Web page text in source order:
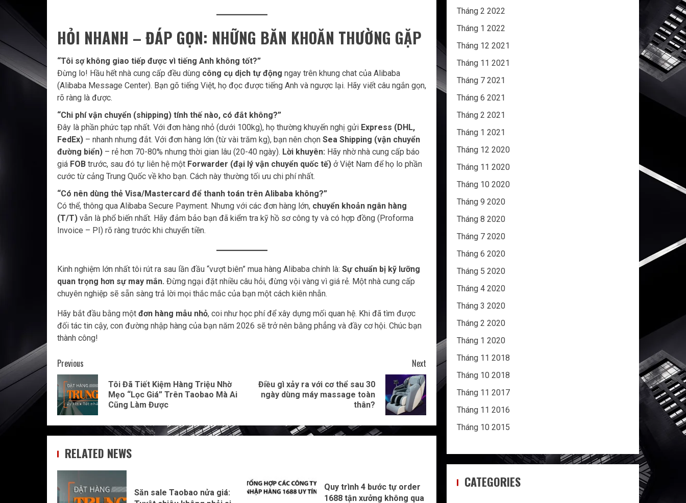
HỎI NHANH – ĐÁP GỌN: NHỮNG BĂN KHOĂN THƯỜNG GẶP
“Tôi sợ không giao tiếp được vì tiếng Anh không tốt?”
Đừng lo! Hầu hết nhà cung cấp đều dùng công cụ dịch tự động ngay trên khung chat của Alibaba
(Alibaba Message Center). Bạn gõ tiếng Việt, họ đọc được tiếng Anh và ngược lại. Hãy viết câu ngắn gọn,
rõ ràng là được.
“Chi phí vận chuyển (shipping) tính thế nào, có đắt không?”
Đây là phần phức tạp nhất. Với đơn hàng nhỏ (dưới 100kg), họ thường khuyến nghị gửi Express (DHL,
FedEx) – nhanh nhưng đắt. Với đơn hàng lớn (từ vài trăm kg), bạn nên chọn Sea Shipping (vận chuyển
đường biển) – rẻ hơn 70-80% nhưng thời gian lâu (20-40 ngày). Lời khuyên: Hãy nhờ nhà cung cấp báo
giá FOB trước, sau đó tự liên hệ một Forwarder (đại lý vận chuyển quốc tế) ở Việt Nam để họ lo phần
cước từ cảng Trung Quốc về kho bạn. Cách này thường tối ưu chi phí nhất.
“Có nên dùng thẻ Visa/Mastercard để thanh toán trên Alibaba không?”
Có thể, thông qua Alibaba Secure Payment. Nhưng với các đơn hàng lớn, chuyển khoản ngân hàng
(T/T) vẫn là phổ biến nhất. Hãy đảm bảo bạn đã kiểm tra kỹ hồ sơ công ty và có hợp đồng (Proforma
Invoice – PI) rõ ràng trước khi chuyển tiền.
Kinh nghiệm lớn nhất tôi rút ra sau lần đầu “vượt biên” mua hàng Alibaba chính là: Sự chuẩn bị kỹ lưỡng
quan trọng hơn sự may mắn. Đừng ngại đặt nhiều câu hỏi, đừng vội vàng vì giá rẻ. Một nhà cung cấp
chuyên nghiệp sẽ sẵn sàng trả lời mọi thắc mắc của bạn một cách kiên nhẫn.
Hãy bắt đầu bằng một đơn hàng mẫu nhỏ, coi như học phí để xây dựng mối quan hệ. Khi đã tìm được
đối tác tin cậy, con đường nhập hàng của bạn năm 2026 sẽ trở nên bằng phẳng và đầy cơ hội. Chúc bạn
thành công!
Post
navigation
Previous
Previous
Tôi Đã Tiết Kiệm Hàng Triệu Nhờ
Mẹo “Lọc Giá” Trên Taobao Mà Ai
Cũng Làm Được
Next
Điều gì xảy ra với cơ thể sau 30
ngày dùng máy massage toàn
thân?
RELATED NEWS
Săn sale Taobao nửa giá:
Quy trình 4 bước tự order
1688 tận xưởng không qua
Tháng 2 2022
Tháng 1 2022
Tháng 12 2021
Tháng 11 2021
Tháng 7 2021
Tháng 6 2021
Tháng 2 2021
Tháng 1 2021
Tháng 12 2020
Tháng 11 2020
Tháng 10 2020
Tháng 9 2020
Tháng 8 2020
Tháng 7 2020
Tháng 6 2020
Tháng 5 2020
Tháng 4 2020
Tháng 3 2020
Tháng 2 2020
Tháng 1 2020
Tháng 11 2018
Tháng 10 2018
Tháng 11 2017
Tháng 11 2016
Tháng 10 2015
CATEGORIES